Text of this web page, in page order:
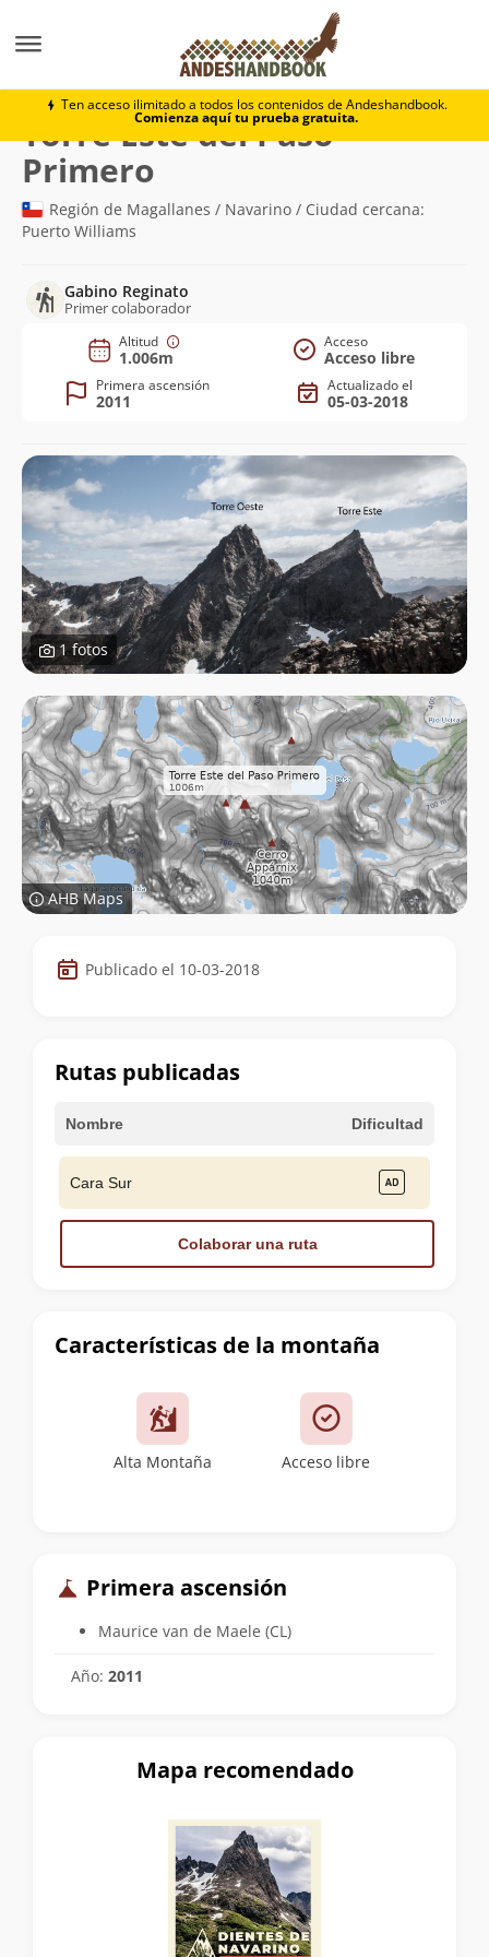
Ten acceso ilimitado a todos los contenidos de Andeshandbook.
Comienza aquí tu prueba gratuita.
Torre Este del Paso Primero
Torre Este del Paso
Primero
Región de Magallanes / Navarino / Ciudad cercana:
Puerto Williams
Gabino Reginato
Primer colaborador
Altitud
1.006m
Acceso
Acceso libre
Primera ascensión
2011
Actualizado el
05-03-2018
1 fotos
AHB Maps
Datos
de
cumbre
Publicado el 10-03-2018
Características de la montaña
Alta Montaña Acceso libre
Primera ascensión
Maurice van de Maele (CL)
Año: 2011
Rutas publicadas
Nombre Dificultad
Cara Sur
Colaborar una ruta
Mapa recomendado